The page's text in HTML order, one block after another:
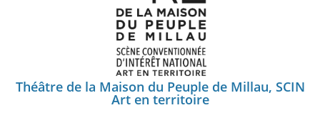
Théâtre de la Maison du Peuple de Millau, SCIN
Art en territoire